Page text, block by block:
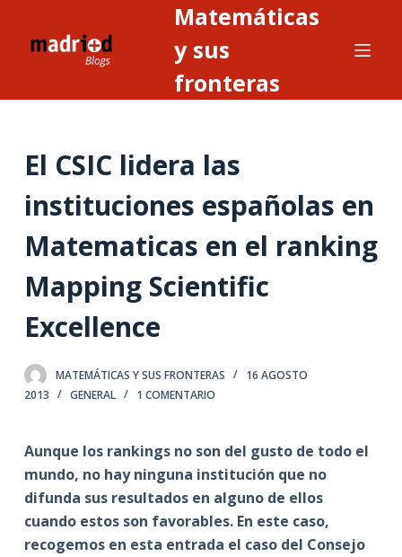
d
o
Matemáticas
y sus
fronteras
El CSIC lidera las
instituciones españolas en
Matematicas en el ranking
Mapping Scientific
Excellence
MATEMÁTICAS Y SUS FRONTERAS
16 AGOSTO
2013
GENERAL 1 COMENTARIO
Aunque los rankings no son del gusto de todo el
mundo, no hay ninguna institución que no
difunda sus resultados en alguno de ellos
cuando estos son favorables. En este caso,
recogemos en esta entrada el caso del Consejo